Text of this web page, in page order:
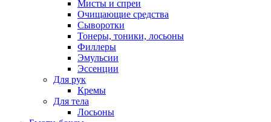
Мисты и спреи
Очищающие средства
Сыворотки
Тонеры, тоники, лосьоны
Филлеры
Эмульсии
Эссенции
Для рук
Кремы
Для тела
Лосьоны